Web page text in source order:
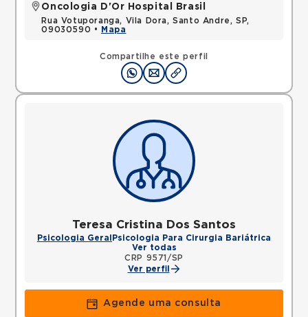
Compartilhe este perfil
Oncologia D'Or Hospital Brasil
Rua Votuporanga, Vila Dora, Santo Andre, SP,
09030590 •
Mapa
Teresa Cristina Dos Santos
Psicologia Geral Psicologia Para Cirurgia Bariátrica
Ver todas
CRP 9571/SP
Ver perfil
Agende uma consulta